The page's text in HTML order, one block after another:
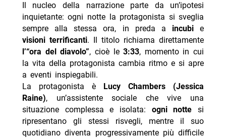
Il nucleo della narrazione parte da un’ipotesi
inquietante: ogni notte la protagonista si sveglia
sempre alla stessa ora, in preda a incubie
visioni terrificanti. Il titolo richiama direttamente
l’“ora del diavolo”, cioè le3:33, momento in cui
la vita della protagonista cambia ritmo e si apre
a eventi inspiegabili.
La protagonista è
Lucy Chambers (Jessica
Raine), un’assistente sociale che vive una
situazione complessa e isolata: ogni notte si
ripresentano gli stessi risvegli, mentre il suo
quotidiano diventa progressivamente più difficile